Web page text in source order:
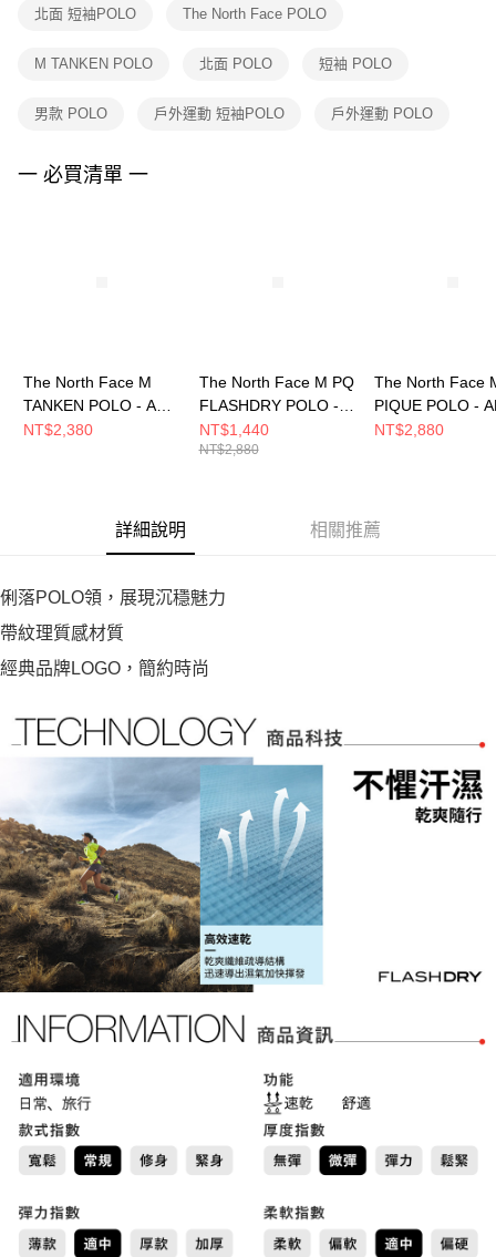
１．透過由恩沛科技股份有限公司提供之「AFTEE先享後付」服務完成之交
權轉讓予恩沛科技股份有限公司。
３．未成年的使用者請事先徵得法定代理人或監護人之同意方可使用
４．使用「AFTEE先享後付」時，將依據個別帳號之用戶狀況，依本公司即
北面 短袖POLO The North Face POLO
M TANKEN POLO 北面 POLO 短袖 POLO
男款 POLO 戶外運動 短袖POLO 戶外運動 POLO
一 必買清單 一
The North Face M
TANKEN POLO - AP
男 短袖POLO
NT$2,380
The North Face M PQ
FLASHDRY POLO -
AP 男 短袖POLO
NF0A8EY4A0M
NT$1,440
NT$2,880
The North Face
PIQUE POLO -
短袖POLO
NT$2,880
詳細說明 相關推薦
俐落POLO領，展現沉穩魅力
帶紋理質感材質
經典品牌LOGO，簡約時尚